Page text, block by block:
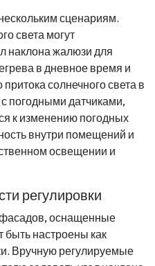
сценариям.
света могут
наклона жалюзи для
в дневное время и
солнечного света в
погодными датчиками,
к изменению погодных
внутри помещений и
освещении и
регулировки
оснащенные
быть настроены как
Вручную регулируемые